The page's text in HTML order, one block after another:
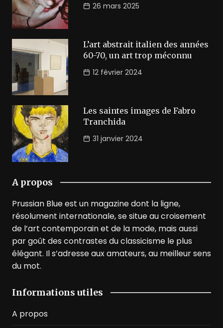
26 mars 2025
L’art abstrait italien des années
60-70, un art trop méconnu
12 février 2024
Les saintes images de Fabro
Tranchida
31 janvier 2024
A propos
Prussian Blue est un magazine dont la ligne,
résolument internationale, se situe au croisement
de l’art contemporain et de la mode, mais aussi
par goût des contrastes du classicisme le plus
élégant. Il s’adresse aux amateurs, au meilleur sens
du mot.
Informations utiles
A propos